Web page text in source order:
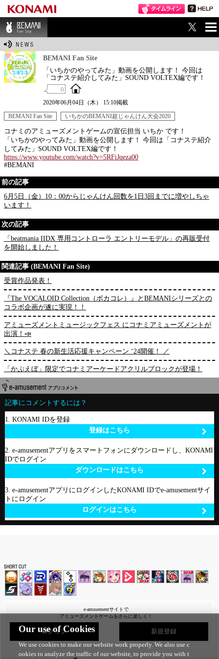
BEMANI Fan Sit
BEMANI Fan Site
「いちかのやってみた」動画を公開します！ 今回は
「コナステ紹介してみた」SOUND VOLTEX編です！
0
2020年06月04日（木） 15:10掲載
BEMANI Fan Site
いちかのBEMANI超じゃんけん大会2020
コナミのアミューズメントゲームの宣伝担当 いちか です！
「いちかのやってみた」動画を公開します！ 今回は「コナステ紹介
してみた」SOUND VOLTEX編です！
https://www.youtube.com/watch?v=5RFiJqeza00
#BEMANI
前の記事
6月5日（金）10：00からじゃんけん回数を1日3回までに増やしちゃ
います！
次の記事
「beatmania IIDX 専用コントローラ エントリーモデル」の再販受付
を開始しました！
関連記事 (BEMANI Fan Site)
受賞作品発表！
『The VOCALOID Collection（ボカコレ）』とBEMANIシリーズとの
コラボ企画が遂に実現！！
アミューズメントミュージックフェス にコナミアミューズメントが
出演！📣
＼コナステ 春の新生活応援キャンペーン ‘24開催！ ／
「かぷえぼ」限定でコナミアーケードアクリルブロックが登場！
記事にコメントするには？
1. KONAMI IDを登録
登録はこちら
2. e-amusementアプリをスマートフォンにダウンロードし、KONAMI
IDでログイン
ダウンロードはこちら
3. e-amusementアプリにログインしたKONAMI IDでe-amusementサイ
トにログイン
ログインはこちら
e-amusementサイトで
アミューズメントゲームをさらに楽しく！
ログイン 新規登録
Our use of Cookies
We use cookies to make our website work properly. We also use c
ookies to analyze the traffic of our website, to provide you with t